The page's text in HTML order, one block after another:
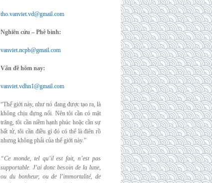
tho.vanviet.vd@gmail.com
Nghiên cứu – Phê bình:
vanviet.ncpb@gmail.com
Vấn đề hôm nay:
vanviet.vdhn1@gmail.com
“Thế giới này, như nó đang được tạo ra, là
không chịu đựng nổi. Nên tôi cần có mặt
trăng, tôi cần niềm hạnh phúc hoặc cần sự
bất tử, tôi cần điều gì đó có thể là điên rồ
nhưng không phải của thế giới này.”
“Ce monde, tel qu’il est fait, n’est pas
supportable. J’ai donc besoin de la lune,
ou du bonheur, ou de l’immortalité, de